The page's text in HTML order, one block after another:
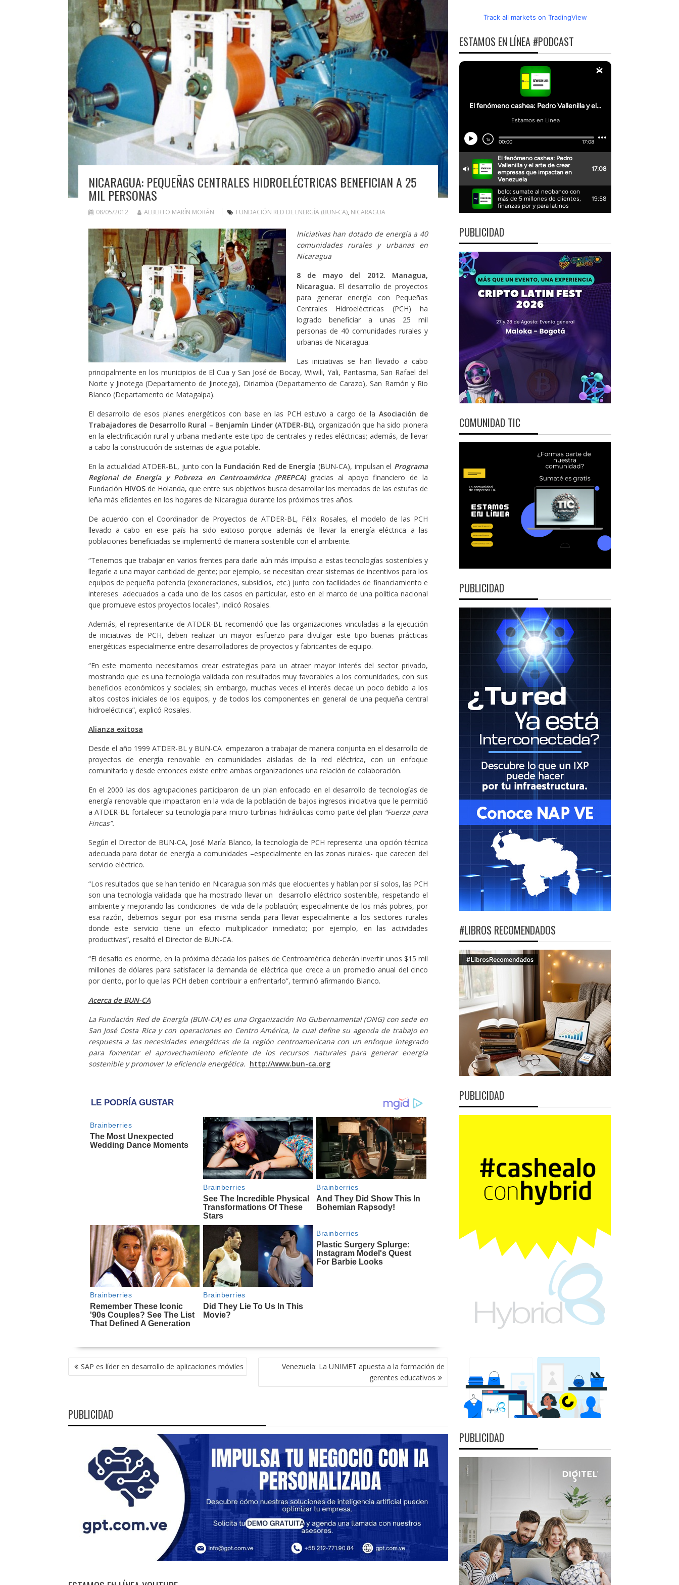
NICARAGUA: PEQUEÑAS CENTRALES HIDROELÉCTRICAS BENEFICIAN A 25
MIL PERSONAS
08/05/2012 ALBERTO MARÍN MORÁN FUNDACIÓN RED DE ENERGÍA (BUN-CA), NICARAGUA
Iniciativas han dotado de energía a 40
comunidades rurales y urbanas en
Nicaragua
8 de mayo del 2012. Managua,
Nicaragua. El desarrollo de proyectos
para generar energía con Pequeñas
Centrales Hidroeléctricas (PCH) ha
logrado beneficiar a unas 25 mil
personas de 40 comunidades rurales y
urbanas de Nicaragua.
Las iniciativas se han llevado a cabo
principalmente en los municipios de El Cua y San José de Bocay, Wiwili, Yali, Pantasma, San Rafael del
Norte y Jinotega (Departamento de Jinotega), Diriamba (Departamento de Carazo), San Ramón y Rio
Blanco (Departamento de Matagalpa).
El desarrollo de esos planes energéticos con base en las PCH estuvo a cargo de la Asociación de
Trabajadores de Desarrollo Rural – Benjamín Linder (ATDER-BL), organización que ha sido pionera
en la electrificación rural y urbana mediante este tipo de centrales y redes eléctricas; además, de llevar
a cabo la construcción de sistemas de agua potable.
En la actualidad ATDER-BL, junto con la Fundación Red de Energía (BUN-CA), impulsan el Programa
Regional de Energía y Pobreza en Centroamérica (PREPCA)gracias al apoyo financiero de la
Fundación HIVOSde Holanda, que entre sus objetivos busca desarrollar los mercados de las estufas de
leña más eficientes en los hogares de Nicaragua durante los próximos tres años.
De acuerdo con el Coordinador de Proyectos de ATDER-BL, Félix Rosales, el modelo de las PCH
llevado a cabo en ese país ha sido exitoso porque además de llevar la energía eléctrica a las
poblaciones beneficiadas se implementó de manera sostenible con el ambiente.
“Tenemos que trabajar en varios frentes para darle aún más impulso a estas tecnologías sostenibles y
llegarle a una mayor cantidad de gente; por ejemplo, se necesitan crear sistemas de incentivos para los
equipos de pequeña potencia (exoneraciones, subsidios, etc.) junto con facilidades de financiamiento e
intereses adecuados a cada uno de los casos en particular, esto en el marco de una política nacional
que promueve estos proyectos locales”, indicó Rosales.
Además, el representante de ATDER-BL recomendó que las organizaciones vinculadas a la ejecución
de iniciativas de PCH, deben realizar un mayor esfuerzo para divulgar este tipo buenas prácticas
energéticas especialmente entre desarrolladores de proyectos y fabricantes de equipo.
“En este momento necesitamos crear estrategias para un atraer mayor interés del sector privado,
mostrando que es una tecnología validada con resultados muy favorables a los comunidades, con sus
beneficios económicos y sociales; sin embargo, muchas veces el interés decae un poco debido a los
altos costos iniciales de los equipos, y de todos los componentes en general de una pequeña central
hidroeléctrica”, explicó Rosales.
Alianza exitosa
Desde el año 1999 ATDER-BL y BUN-CA empezaron a trabajar de manera conjunta en el desarrollo de
proyectos de energía renovable en comunidades aisladas de la red eléctrica, con un enfoque
comunitario y desde entonces existe entre ambas organizaciones una relación de colaboración.
En el 2000 las dos agrupaciones participaron de un plan enfocado en el desarrollo de tecnologías de
energía renovable que impactaron en la vida de la población de bajos ingresos iniciativa que le permitió
a ATDER-BL fortalecer su tecnología para micro-turbinas hidráulicas como parte del plan “Fuerza para
Fincas”.
Según el Director de BUN-CA, José María Blanco, la tecnología de PCH representa una opción técnica
adecuada para dotar de energía a comunidades –especialmente en las zonas rurales- que carecen del
servicio eléctrico.
“Los resultados que se han tenido en Nicaragua son más que elocuentes y hablan por sí solos, las PCH
son una tecnología validada que ha mostrado llevar un desarrollo eléctrico sostenible, respetando el
ambiente y mejorando las condiciones de vida de la población; especialmente de los más pobres, por
esa razón, debemos seguir por esa misma senda para llevar especialmente a los sectores rurales
donde este servicio tiene un efecto multiplicador inmediato; por ejemplo, en las actividades
productivas”, resaltó el Director de BUN-CA.
“El desafío es enorme, en la próxima década los países de Centroamérica deberán invertir unos $15 mil
millones de dólares para satisfacer la demanda de eléctrica que crece a un promedio anual del cinco
por ciento, por lo que las PCH deben contribuir a enfrentarlo”, terminó afirmando Blanco.
Acerca de BUN-CA
La Fundación Red de Energía (BUN-CA) es una Organización No Gubernamental (ONG) con sede en
San José Costa Rica y con operaciones en Centro América, la cual define su agenda de trabajo en
respuesta a las necesidades energéticas de la región centroamericana con un enfoque integrado
para fomentar el aprovechamiento eficiente de los recursos naturales para generar energía
sostenible y promover la eficiencia energética. http://www.bun-ca.org
NAVEGACIÓN
DE SAP es líder en desarrollo de aplicaciones móviles
Venezuela: La UNIMET apuesta a la formación de
gerentes educativos
PUBLICIDAD
Track all markets on TradingView
ESTAMOS EN LÍNEA #PODCAST
PUBLICIDAD
COMUNIDAD TIC
PUBLICIDAD
#LIBROS RECOMENDADOS
PUBLICIDAD
PUBLICIDAD